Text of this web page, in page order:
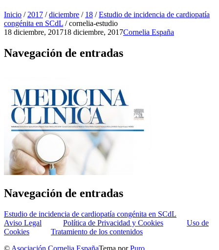
Inicio / 2017 / diciembre / 18 / Estudio de incidencia de cardiopatía
congénita en SCdL / cornelia-estudio
18 diciembre, 201718 diciembre, 2017Cornelia España
Navegación de entradas
Navegación de entradas
Estudio de incidencia de cardiopatía congénita en SCdL
Aviso Legal
Política de Privacidad y Cookies
Uso de
Cookies
Tratamiento de los contenidos
© Asociación Cornelia EspañaTema porPuro